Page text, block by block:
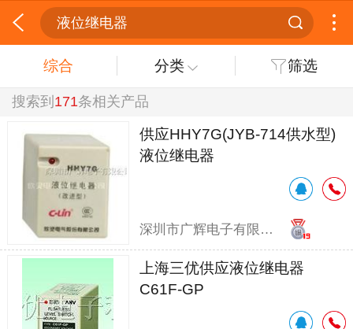
液位继电器
综合 分类 筛选
搜索到 171条相关产品
供应HHY7G(JYB-714供水型)
液位继电器
深圳市广辉电子有限公司
上海三优供应液位继电器
C61F-GP